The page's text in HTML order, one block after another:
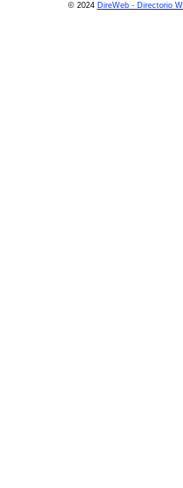
© 2024 DireWeb - Directorio